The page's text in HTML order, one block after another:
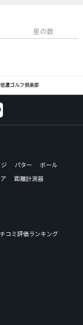
星の数
信濃ゴルフ倶楽部
パター
ボール
距離計測器
コミ評価ランキング